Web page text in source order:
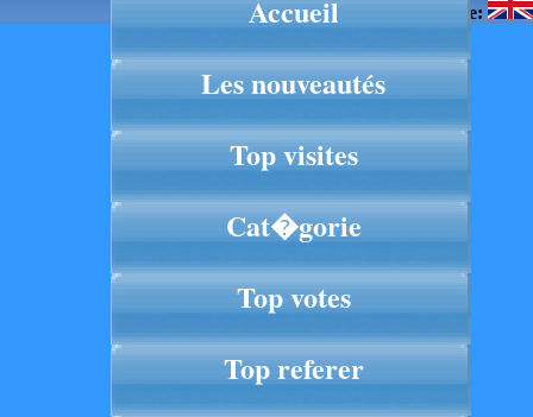
Langue:
Accueil
Les nouveautés
Top visites
Cat�gorie
Top votes
Top referer